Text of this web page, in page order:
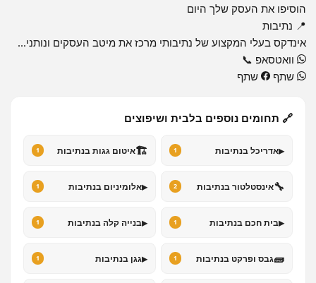
הוסיפו את העסק שלך היום
📍 נתיבות
אינדקס בעלי המקצוע של נתיבותי מרכז את מיטב העסקים ונותני...
וואטסאפ 📞
שתף
שתף
🔗 תחומים נוספים בלבית ושיפוצים
▸אדריכל בנתיבות 1
🏗️איטום גגות בנתיבות 1
🔧אינסטלטור בנתיבות 2
▸אלומיניום בנתיבות 1
▸בית חכם בנתיבות 1
▸בנייה קלה בנתיבות 1
🧱גבס ופרקט בנתיבות 1
▸גגן בנתיבות 1